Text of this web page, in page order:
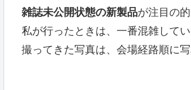
雑誌未公開状態の新製品が注目の的
私が行ったときは、一番混雑して
撮ってきた写真は、会場経路順に写